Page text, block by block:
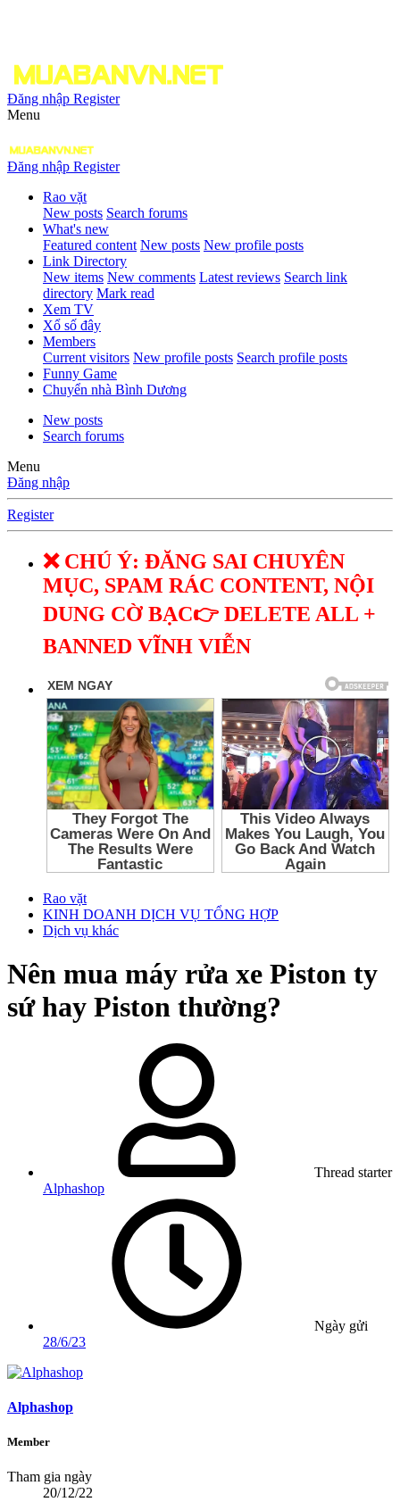
Đăng nhập Register
Menu
Đăng nhập Register
Rao vặt
New posts Search forums
What's new
Featured content New posts New profile posts
Link Directory
New items New comments Latest reviews Search link
directory Mark read
Xem TV
Xổ số đây
Members
Current visitors New profile posts Search profile posts
Funny Game
Chuyển nhà Bình Dương
New posts
Search forums
Menu
Đăng nhập
Register
❌ CHÚ Ý: ĐĂNG SAI CHUYÊN
MỤC, SPAM RÁC CONTENT, NỘI
DUNG CỜ BẠC👉 DELETE ALL +
BANNED VĨNH VIỄN
Rao vặt
KINH DOANH DỊCH VỤ TỔNG HỢP
Dịch vụ khác
Nên mua máy rửa xe Piston ty
sứ hay Piston thường?
Thread starter
Alphashop
Ngày gửi
28/6/23
Alphashop
Member
Tham gia ngày
20/12/22